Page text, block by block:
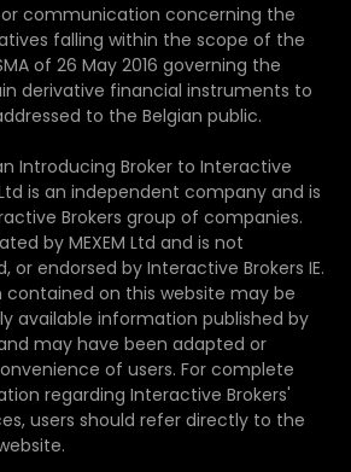
communication concerning the
falling within the scope of the
of 26 May 2016 governing the
derivative financial instruments to
to the Belgian public.
Introducing Broker to Interactive
Ltd is an independent company and is
Brokers group of companies.
by MEXEM Ltd and is not
or endorsed by Interactive Brokers IE.
on this website may be
available information published by
may have been adapted or
of users. For complete
regarding Interactive Brokers'
users should refer directly to the